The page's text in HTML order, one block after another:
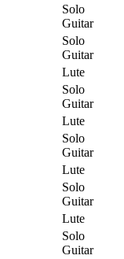
Solo
Guitar
Solo
Guitar
Lute
Solo
Guitar
Lute
Solo
Guitar
Lute
Solo
Guitar
Lute
Solo
Guitar